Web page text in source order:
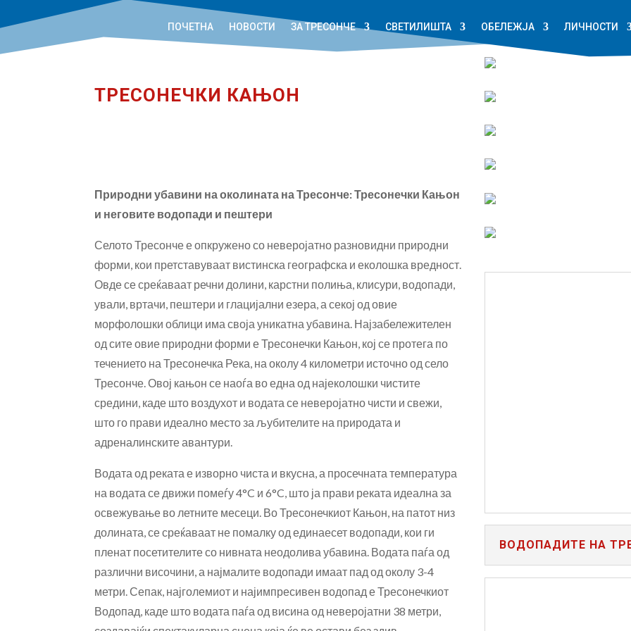
ПОЧЕТНА НОВОСТИ ЗА ТРЕСОНЧЕ СВЕТИЛИШТА ОБЕЛЕЖЈА ЛИЧНОСТИ
ТРЕСОНЕЧКИ КАЊОН
Природни убавини на околината на Тресонче: Тресонечки Кањон
и неговите водопади и пештери
Селото Тресонче е опкружено со неверојатно разновидни природни
форми, кои претставуваат вистинска географска и еколошка вредност.
Овде се среќаваат речни долини, карстни полиња, клисури, водопади,
ували, вртачи, пештери и глацијални езера, а секој од овие
морфолошки облици има своја уникатна убавина. Најзабележителен
од сите овие природни форми е Тресонечки Кањон, кој се протега по
течението на Тресонечка Река, на околу 4 километри источно од село
Тресонче. Овој кањон се наоѓа во една од најеколошки чистите
средини, каде што воздухот и водата се неверојатно чисти и свежи,
што го прави идеално место за љубителите на природата и
адреналинските авантури.
Водата од реката е изворно чиста и вкусна, а просечната температура
на водата се движи помеѓу 4°C и 6°C, што ја прави реката идеална за
освежување во летните месеци. Во Тресонечкиот Кањон, на патот низ
долината, се среќаваат не помалку од единаесет водопади, кои ги
пленат посетителите со нивната неодолива убавина. Водата паѓа од
различни височини, а најмалите водопади имаат пад од околу 3-4
метри. Сепак, најголемиот и најимпресивен водопад е Тресонечкиот
Водопад, каде што водата паѓа од висина од неверојатни 38 метри,
ВОДОПАДИТЕ НА